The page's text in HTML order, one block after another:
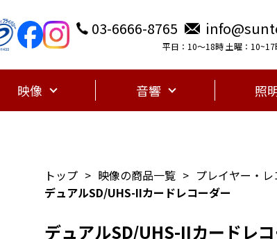
03-6666-8765
平日：10〜18時 土曜：
映像 音響 照
トップ 映像の商品一覧
プレイヤー・
デュアルSD/UHS-IIカードレコーダー
デュアルSD/UHS-IIカードレ